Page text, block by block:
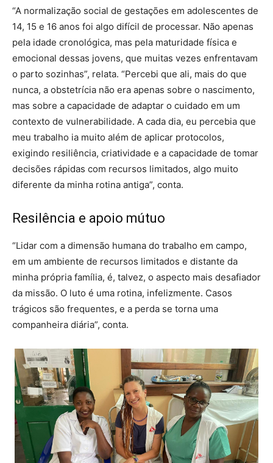
“A normalização social de gestações em adolescentes de
14, 15 e 16 anos foi algo difícil de processar. Não apenas
pela idade cronológica, mas pela maturidade física e
emocional dessas jovens, que muitas vezes enfrentavam
o parto sozinhas”, relata. “Percebi que ali, mais do que
nunca, a obstetrícia não era apenas sobre o nascimento,
mas sobre a capacidade de adaptar o cuidado em um
contexto de vulnerabilidade. A cada dia, eu percebia que
meu trabalho ia muito além de aplicar protocolos,
exigindo resiliência, criatividade e a capacidade de tomar
decisões rápidas com recursos limitados, algo muito
diferente da minha rotina antiga”, conta.
Resilência e apoio mútuo
“Lidar com a dimensão humana do trabalho em campo,
em um ambiente de recursos limitados e distante da
minha própria família, é, talvez, o aspecto mais desafiador
da missão. O luto é uma rotina, infelizmente. Casos
trágicos são frequentes, e a perda se torna uma
companheira diária”, conta.